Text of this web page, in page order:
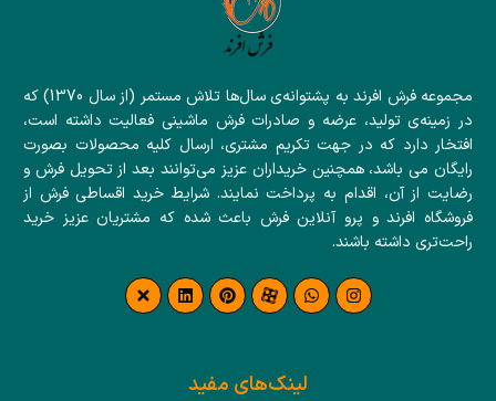
مجموعه فرش افرند به پشتوانه‌ی سال‌ها تلاش مستمر (از سال 1370) که
در زمینه‌ی تولید، عرضه و صادرات فرش ماشینی فعالیت داشته است،
افتخار دارد که در جهت تکریم مشتری، ارسال کلیه محصولات بصورت
رایگان می باشد، همچنین خریداران عزیز می‌توانند بعد از تحویل فرش و
رضایت از آن، اقدام به پرداخت نمایند. شرایط خرید اقساطی فرش از
فروشگاه افرند و پرو آنلاین فرش باعث شده که مشتریان عزیز خرید
راحت‌تری داشته باشند.
لینک‌های مفید